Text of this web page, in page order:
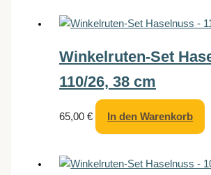
Winkelruten-Set
110/26, 38 cm
65,00€ In den Warenkorb